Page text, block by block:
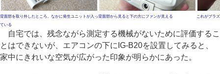
背面部を取り外したところ。なかに発生ユニットが入っ
ている
背面部から見ると下の方にファンが見える これがプラ
自宅では、残念ながら測定する機械がないために評価するこ
とはできないが、エアコンの下にIG-B20を設置してみると、
家中にきれいな空気が広がった印象が明らかにあった。